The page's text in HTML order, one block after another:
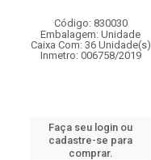
Código: 830030
Embalagem: Unidade
Caixa Com: 36 Unidade(s)
Inmetro: 006758/2019
Faça seu login ou
cadastre-se para
comprar.